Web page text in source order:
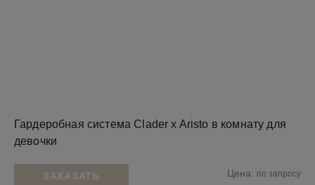
Гардеробная система Clader x Aristo в комнату для
девочки
ЗАКАЗАТЬ Цена: по запросу